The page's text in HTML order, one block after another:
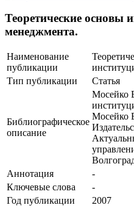
Теоретические основы
менеджмента.
Наименование
публикации
Тип публикации
Статья
Библиографическое
описание
Мосейко
Мосейко
Аннотация
-
Ключевые cлова
-
Год публикации
2007